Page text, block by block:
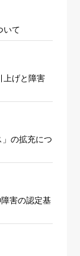
いて
げと障害
の拡充につ
害の認定基